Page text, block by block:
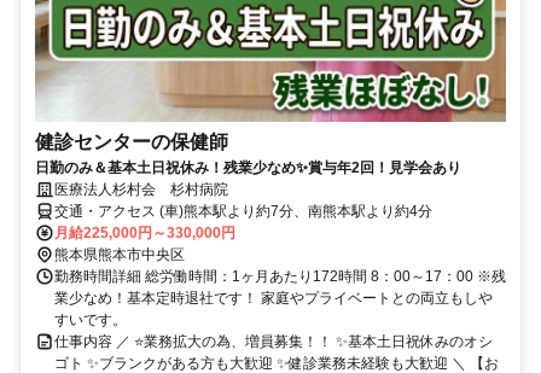
健診センターの保健師
日勤のみ＆基本土日祝休み！残業少なめ✨賞与年2回！見学会あり
医療法人杉村会 杉村病院
交通・アクセス (車)熊本駅より約7分、南熊本駅より約4分
月給225,000円～330,000円
熊本県熊本市中央区
勤務時間詳細 総労働時間：1ヶ月あたり172時間 8：00～17：00 ※残
業少なめ！基本定時退社です！ 家庭やプライベートとの両立もしや
すいです。
仕事内容 ／ ⭐業務拡大の為、増員募集！！ ✨基本土日祝休みのオシ
ゴト ✨ブランクがある方も大歓迎 ✨健診業務未経験も大歓迎 ＼ 【お